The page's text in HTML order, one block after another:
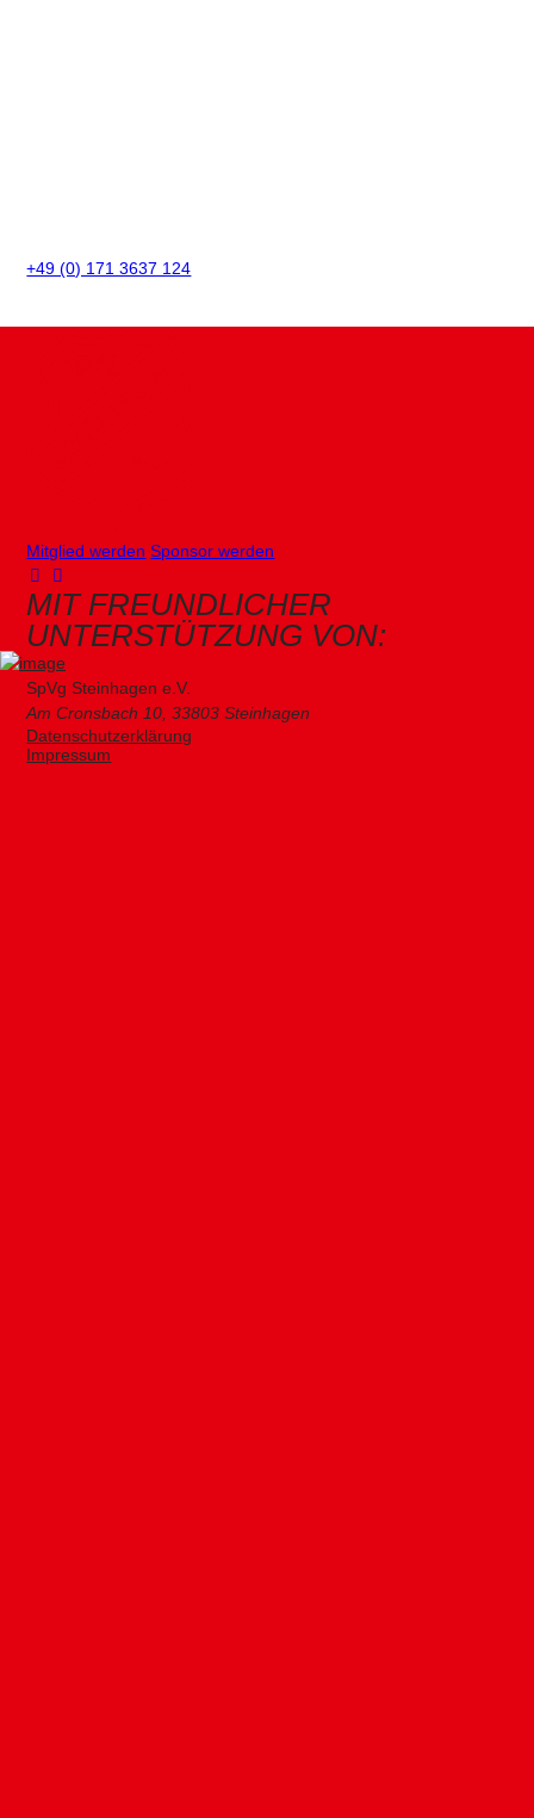
+49 (0) 171 3637 124
Mitglied werden Sponsor werden
MIT FREUNDLICHER
UNTERSTÜTZUNG VON:
SpVg Steinhagen e.V.
Am Cronsbach 10, 33803 Steinhagen
Datenschutzerklärung
Impressum